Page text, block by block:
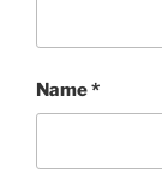
Name*